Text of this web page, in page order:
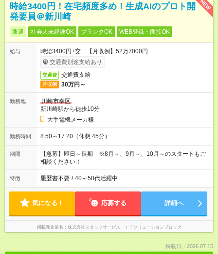
NEW
時給3400円！在宅頻度多め！生成AIのプロト開
発要員＠新川崎
派遣 社会人未経験OK ブランクOK WEB登録・面接OK
給与
時給3400円+交 【月収例】52万7000円
交通費別途支給あり
交通費 交通費支給
月収例 30万円～
勤務地
川崎市幸区
新川崎駅から徒歩10分
大手電機メーカ様
勤務時間 8:50～17:20（休憩:45分）
期間
【急募】即日～長期 ※8月～、9月～、10月～のスタートもご
相談ください！
特徴 履歴書不要 / 40～50代活躍中
気になる！ 応募する 詳細へ
掲載元企業名 株式会社スタッフサービス ＩＴソリューションブロック
掲載日：2026.07.15